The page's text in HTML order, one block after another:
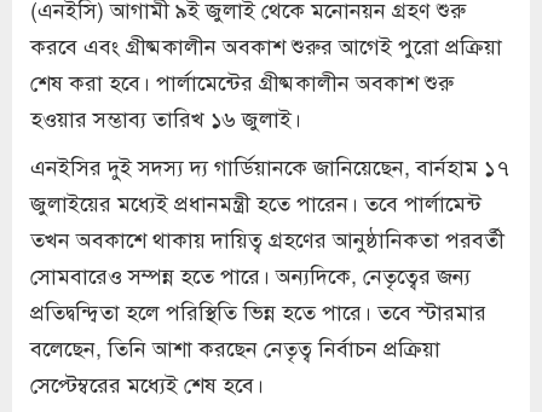
(এনইসি) আগামী ৯ই জুলাই থেকে মনোনয়ন গ্রহণ শুরু
করবে এবং গ্রীষ্মকালীন অবকাশ শুরুর আগেই পুরো প্রক্রিয়া
শেষ করা হবে। পার্লামেন্টের গ্রীষ্মকালীন অবকাশ শুরু
হওয়ার সম্ভাব্য তারিখ ১৬ জুলাই।
এনইসির দুই সদস্য দ্য গার্ডিয়ানকে জানিয়েছেন, বার্নহাম ১৭
জুলাইয়ের মধ্যেই প্রধানমন্ত্রী হতে পারেন। তবে পার্লামেন্ট
তখন অবকাশে থাকায় দায়িত্ব গ্রহণের আনুষ্ঠানিকতা পরবর্তী
সোমবারেও সম্পন্ন হতে পারে। অন্যদিকে, নেতৃত্বের জন্য
প্রতিদ্বন্দ্বিতা হলে পরিস্থিতি ভিন্ন হতে পারে। তবে স্টারমার
বলেছেন, তিনি আশা করছেন নেতৃত্ব নির্বাচন প্রক্রিয়া
সেপ্টেম্বরের মধ্যেই শেষ হবে।